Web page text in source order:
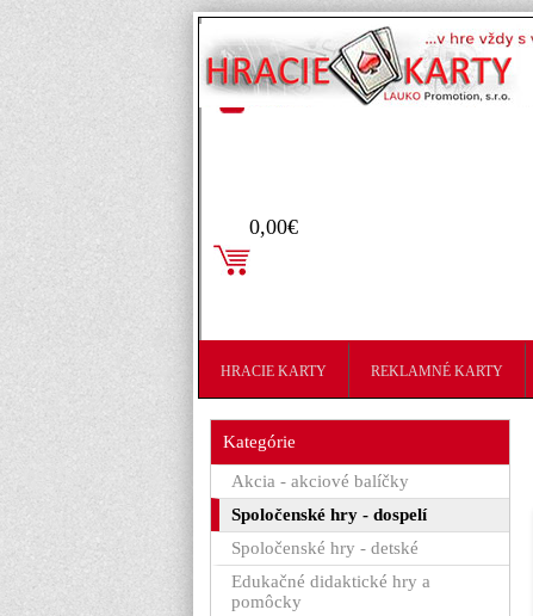
Prihlásenie
0,00€
HRACIE KARTY REKLAMNÉ KARTY
Kategórie
Akcia - akciové balíčky
Spoločenské hry - dospelí
Spoločenské hry - detské
Edukačné didaktické hry a
pomôcky